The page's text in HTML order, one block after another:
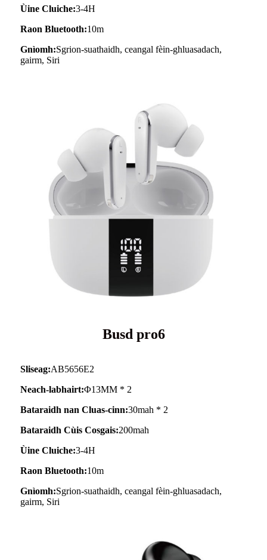
Ùine Cluiche:3-4H
Raon Bluetooth:10m
Gnìomh:Sgrion-suathaidh, ceangal fèin-ghluasadach,
gairm, Siri
Busd pro6
Sliseag:AB5656E2
Neach-labhairt:Φ13MM * 2
Bataraidh nan Cluas-cinn:30mah * 2
Bataraidh Cùis Cosgais:200mah
Ùine Cluiche:3-4H
Raon Bluetooth:10m
Gnìomh:Sgrion-suathaidh, ceangal fèin-ghluasadach,
gairm, Siri